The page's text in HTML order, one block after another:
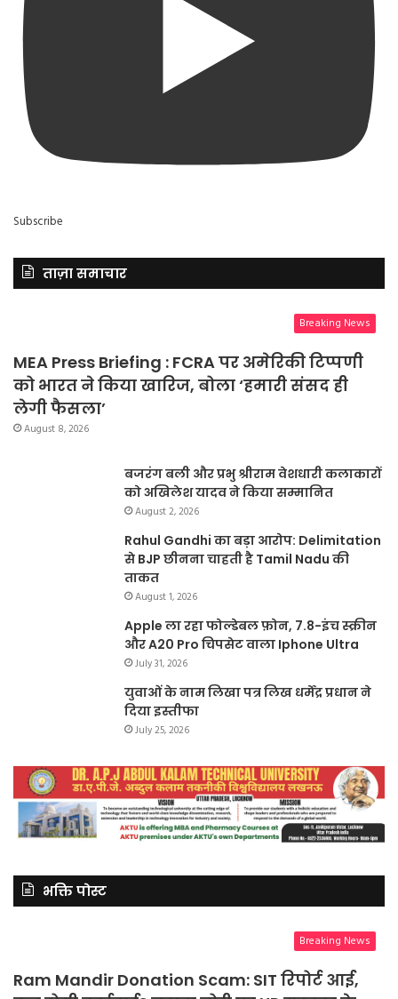
Subscribe
ताज़ा समाचार
Breaking News
MEA Press Briefing : FCRA पर अमेरिकी टिप्पणी
को भारत ने किया खारिज, बोला ‘हमारी संसद ही
लेगी फैसला’
August 8, 2026
बजरंग बली और प्रभु श्रीराम वेशधारी कलाकारों
को अखिलेश यादव ने किया सम्मानित
August 2, 2026
Rahul Gandhi का बड़ा आरोप: Delimitation
से BJP छीनना चाहती है Tamil Nadu की
ताकत
August 1, 2026
Apple ला रहा फोल्डेबल फ़ोन, 7.8-इंच स्क्रीन
और A20 Pro चिपसेट वाला Iphone Ultra
July 31, 2026
युवाओं के नाम लिखा पत्र लिख धर्मेंद्र प्रधान ने
दिया इस्तीफा
July 25, 2026
भक्ति पोस्ट
Breaking News
Ram Mandir Donation Scam: SIT रिपोर्ट आई,